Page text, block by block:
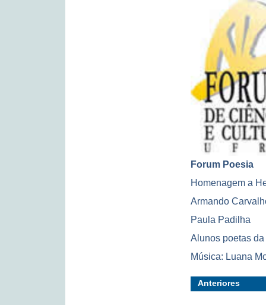
Forum Poesia
Homenagem a
Armando
Paula Padilha
Alunos poetas
Música: Luana
Anteriores